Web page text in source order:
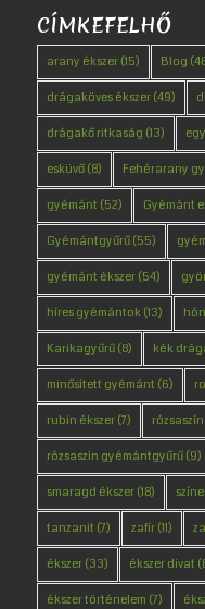
CÍMKEFELHŐ
arany ékszer(15) Blog
drágaköves ékszer(49)
drágakő ritkaság (13)
esküvő(8) Fehérarany
gyémánt (52) Gyémánt
Gyémántgyűrű(55)
gyémánt ékszer(54)
híres gyémántok(13)
Karikagyűrű(8) kék
minősített gyémánt (6)
rubin ékszer(7)
rózsaszín gyémántgyűrű(9)
smaragd ékszer(18)
tanzanit (7) zafír(11)
ékszer(33) ékszer divat
ékszer történelem (7)